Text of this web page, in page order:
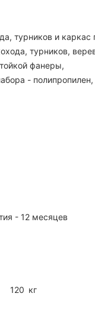
турников и каркас
турников,
фанеры,
- полипропилен,
- 12 месяцев
120 кг